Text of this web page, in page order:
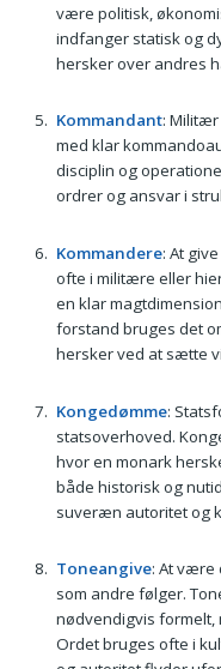
være politisk,
indfanger statisk og
hersker over andres
Kommandant: Militær
med klar
disciplin og
ordrer og ansvar i
Kommandere: At
ofte i militære eller
en klar
forstand bruges det
hersker ved at sætte
Kongedømme:
statsoverhoved.
hvor en monark
både historisk og
suveræn autoritet og
Toneangive: At være
som andre følger.
nødvendigvis formelt,
Ordet bruges ofte i